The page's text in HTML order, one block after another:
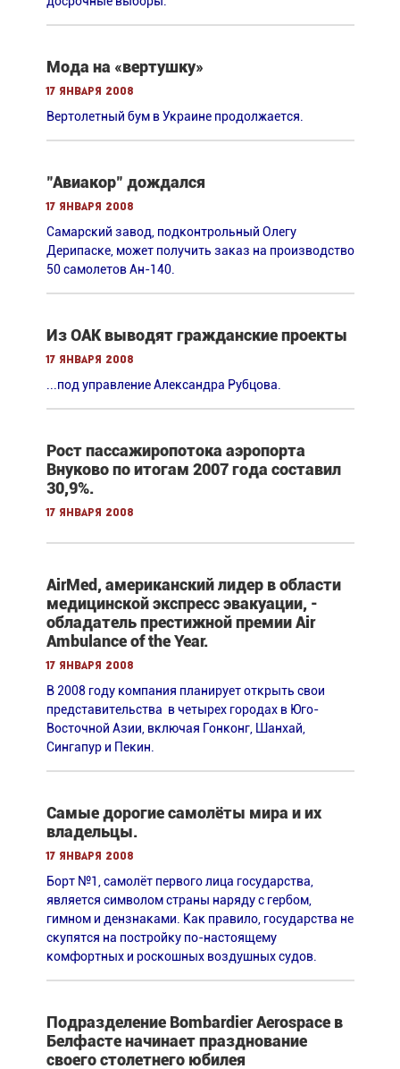
Мода на «вертушку»
17 января 2008
Вертолетный бум в Украине продолжается.
"Авиакор" дождался
17 января 2008
Cамарский завод, подконтрольный Олегу
Дерипаске, может получить заказ на производство
50 самолетов Ан-140.
Из ОАК выводят гражданские проекты
17 января 2008
...под управление Александра Рубцова.
Рост пассажиропотока аэропорта
Внуково по итогам 2007 года составил
30,9%.
17 января 2008
AirMed, американский лидер в области
медицинской экспресс эвакуации, -
обладатель престижной премии Air
Ambulance of the Year.
17 января 2008
В 2008 году компания планирует открыть свои
представительства в четырех городах в Юго-
Восточной Азии, включая Гонконг, Шанхай,
Сингапур и Пекин.
Самые дорогие самолёты мира и их
владельцы.
17 января 2008
Борт №1, самолёт первого лица государства,
является символом страны наряду с гербом,
гимном и дензнаками. Как правило, государства не
скупятся на постройку по-настоящему
комфортных и роскошных воздушных судов.
Подразделение Bombardier Aerospace в
Белфасте начинает празднование
своего столетнего юбилея